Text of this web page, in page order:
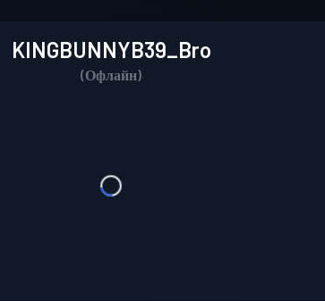
KINGBUNNYB39_Bro
(Офлайн)